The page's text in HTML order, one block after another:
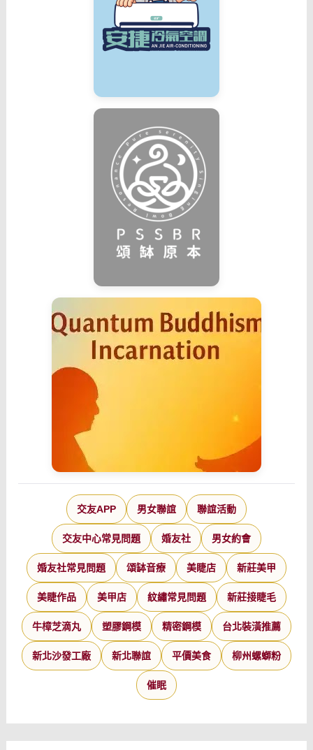
交友APP 男女聯誼 聯誼活動
交友中心常見問題 婚友社 男女約會
婚友社常見問題 頌缽音療 美睫店 新莊美甲
美睫作品 美甲店 紋繡常見問題 新莊接睫毛
牛樟芝滴丸 塑膠鋼模 精密鋼模 台北裝潢推薦
新北沙發工廠 新北聯誼 平價美食 柳州螺螄粉
催眠